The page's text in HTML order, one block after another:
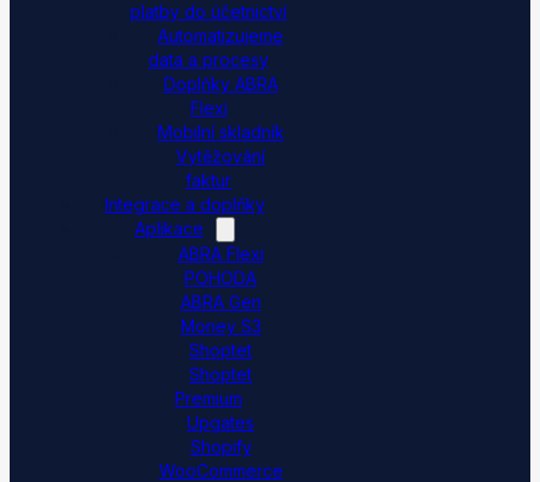
platby do účetnictví
Automatizujeme
data a procesy
Doplňky ABRA
Flexi
Mobilní skladník
Vytěžování
faktur
Integrace a doplňky
Aplikace
ABRA Flexi
POHODA
ABRA Gen
Money S3
Shoptet
Shoptet
Premium
Upgates
Shopify
WooCommerce